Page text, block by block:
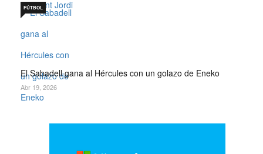
El Sabadell gana al Hércules con un golazo de Eneko
FÚTBOL
Abr 19, 2026